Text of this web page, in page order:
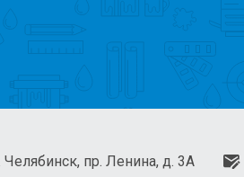
Челябинск, пр. Ленина, д. 3А